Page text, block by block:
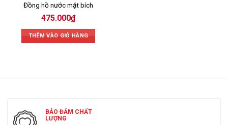
Đồng hồ nước mặt bích
475.000₫
THÊM VÀO GIỎ HÀNG
BẢO ĐẢM CHẤT
LƯỢNG